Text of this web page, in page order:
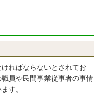
ればならないとされてお
員や民間事業従事者の事情
す。